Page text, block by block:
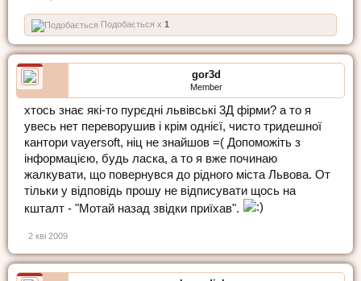
Подобається x 1
gor3d
Member
хтось знає які-то пурєдні львівські 3Д фірми? а то я
увесь нет переворушив і крім однієї, чисто тридешної
кантори vayersoft, ніц не знайшов =( Допоможіть з
інформацією, будь ласка, а то я вже починаю
жалкувати, що повернувся до рідного міста Львова. От
тільки у відповідь прошу не відписувати щось на
кшталт - "Мотай назад звідки приїхав".
2 кві 2009